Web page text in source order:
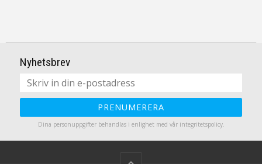
Nyhetsbrev
PRENUMERERA
Dina personuppgifter behandlas i enlighet med vår integritetspolicy.